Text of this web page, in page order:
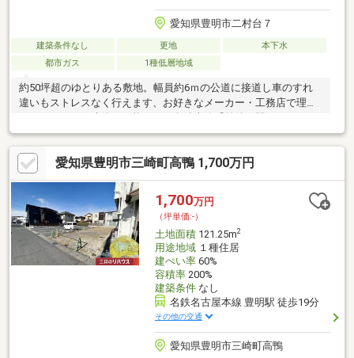
愛知県豊明市二村台７
建築条件なし 更地
本下水
都市ガス
1種低層地域
約50坪超のゆとりある敷地。幅員約6ｍの公道に接道し車のすれ
違いもストレスなく行えます、お好きなメーカー・工務店で理想
のマイホームを建築が可能です。名鉄本線「前後」駅までバスで
約14分、急行が停車する駅ですので名古屋、三河方面へのアクセ
スも良好です。区画①には以前の上下水道、都市ガスの引込みが
ございますが、経年の劣化がありましたら再度引込み直しが必要
になりますのでご了承ください。前面道路の側溝は蓋が無く、劣
化が見られますので建築の際に入れ直し等ご検討ください。
愛知県豊明市三崎町高鴨 1,700万円
1,700万円
（坪単価:-）
土地面積121.25m2
用途地域１種住居
建ぺい率60%
容積率200%
建築条件なし
名鉄名古屋本線 豊明駅 徒歩19分
その他の交通
愛知県豊明市三崎町高鴨